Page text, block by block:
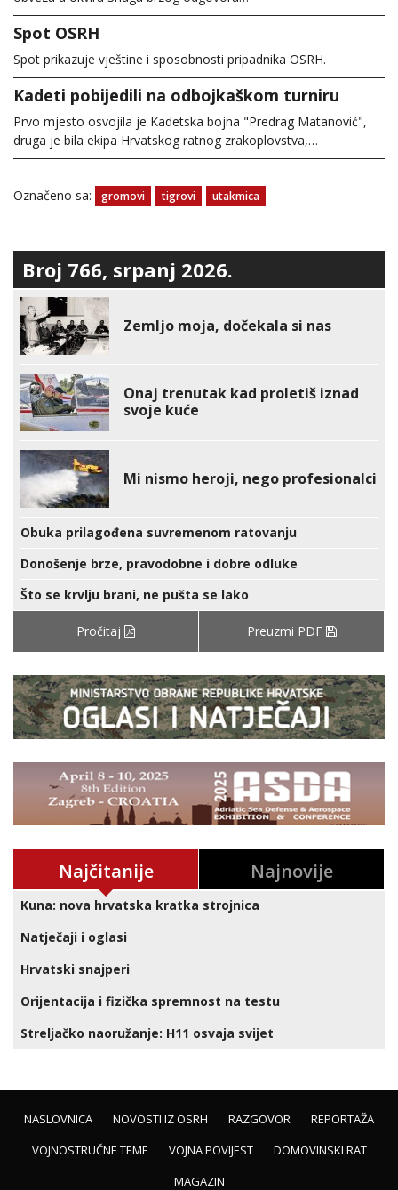
Spot OSRH
Spot prikazuje vještine i sposobnosti pripadnika OSRH.
Kadeti pobijedili na odbojkaškom turniru
Prvo mjesto osvojila je Kadetska bojna "Predrag Matanović",
druga je bila ekipa Hrvatskog ratnog zrakoplovstva,…
Označeno sa: gromovi tigrovi utakmica
Broj 766, srpanj 2026.
Zemljo moja, dočekala si nas
Onaj trenutak kad proletiš iznad
svoje kuće
Mi nismo heroji, nego profesionalci
Obuka prilagođena suvremenom ratovanju
Donošenje brze, pravodobne i dobre odluke
Što se krvlju brani, ne pušta se lako
Pročitaj Preuzmi PDF
Najčitanije Najnovije
Kuna: nova hrvatska kratka strojnica
Natječaji i oglasi
Hrvatski snajperi
Orijentacija i fizička spremnost na testu
Streljačko naoružanje: H11 osvaja svijet
NASLOVNICA NOVOSTI IZ OSRH RAZGOVOR
REPORTAŽA
VOJNOSTRUČNE TEME
VOJNA POVIJEST
DOMOVINSKI RAT
MAGAZIN